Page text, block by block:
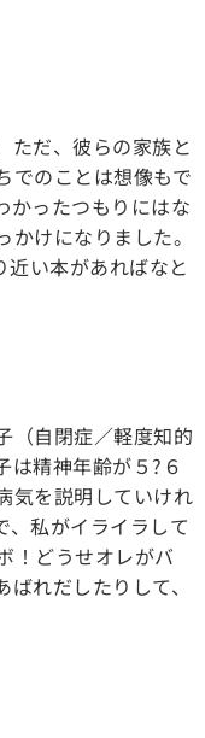
ただ、彼らの家族と
でのことは想像もで
かったつもりにはな
けになりました。
い本があればなと
（自閉症／軽度知的
は精神年齢が５?６
気を説明していけれ
、私がイライラして
！どうせオレがバ
れだしたりして、